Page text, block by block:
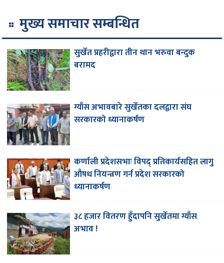
मुख्य समाचार सम्बन्धित
सुर्खेत प्रहरीद्वारा तीन थान भरुवा बन्दुक
बरामद
ग्याँस अभावबारे सुर्खेतका दलद्वारा संघ
सरकारको ध्यानाकर्षण
कर्णाली प्रदेशसभाः विपद् प्रतिकार्यसहित लागु
औषध नियन्त्रण गर्न प्रदेश सरकारको
ध्यानाकर्षण
३८ हजार वितरण हुँदापनि सुर्खेतमा ग्याँस
अभाव !